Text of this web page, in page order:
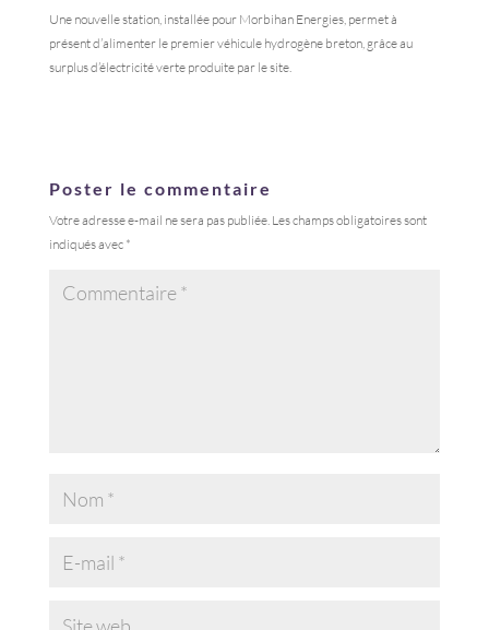
Une nouvelle station, installée pour Morbihan Energies, permet à
présent d’alimenter le premier véhicule hydrogène breton, grâce au
surplus d’électricité verte produite par le site.
Poster le commentaire
Votre adresse e-mail ne sera pas publiée. Les champs obligatoires sont
indiqués avec *